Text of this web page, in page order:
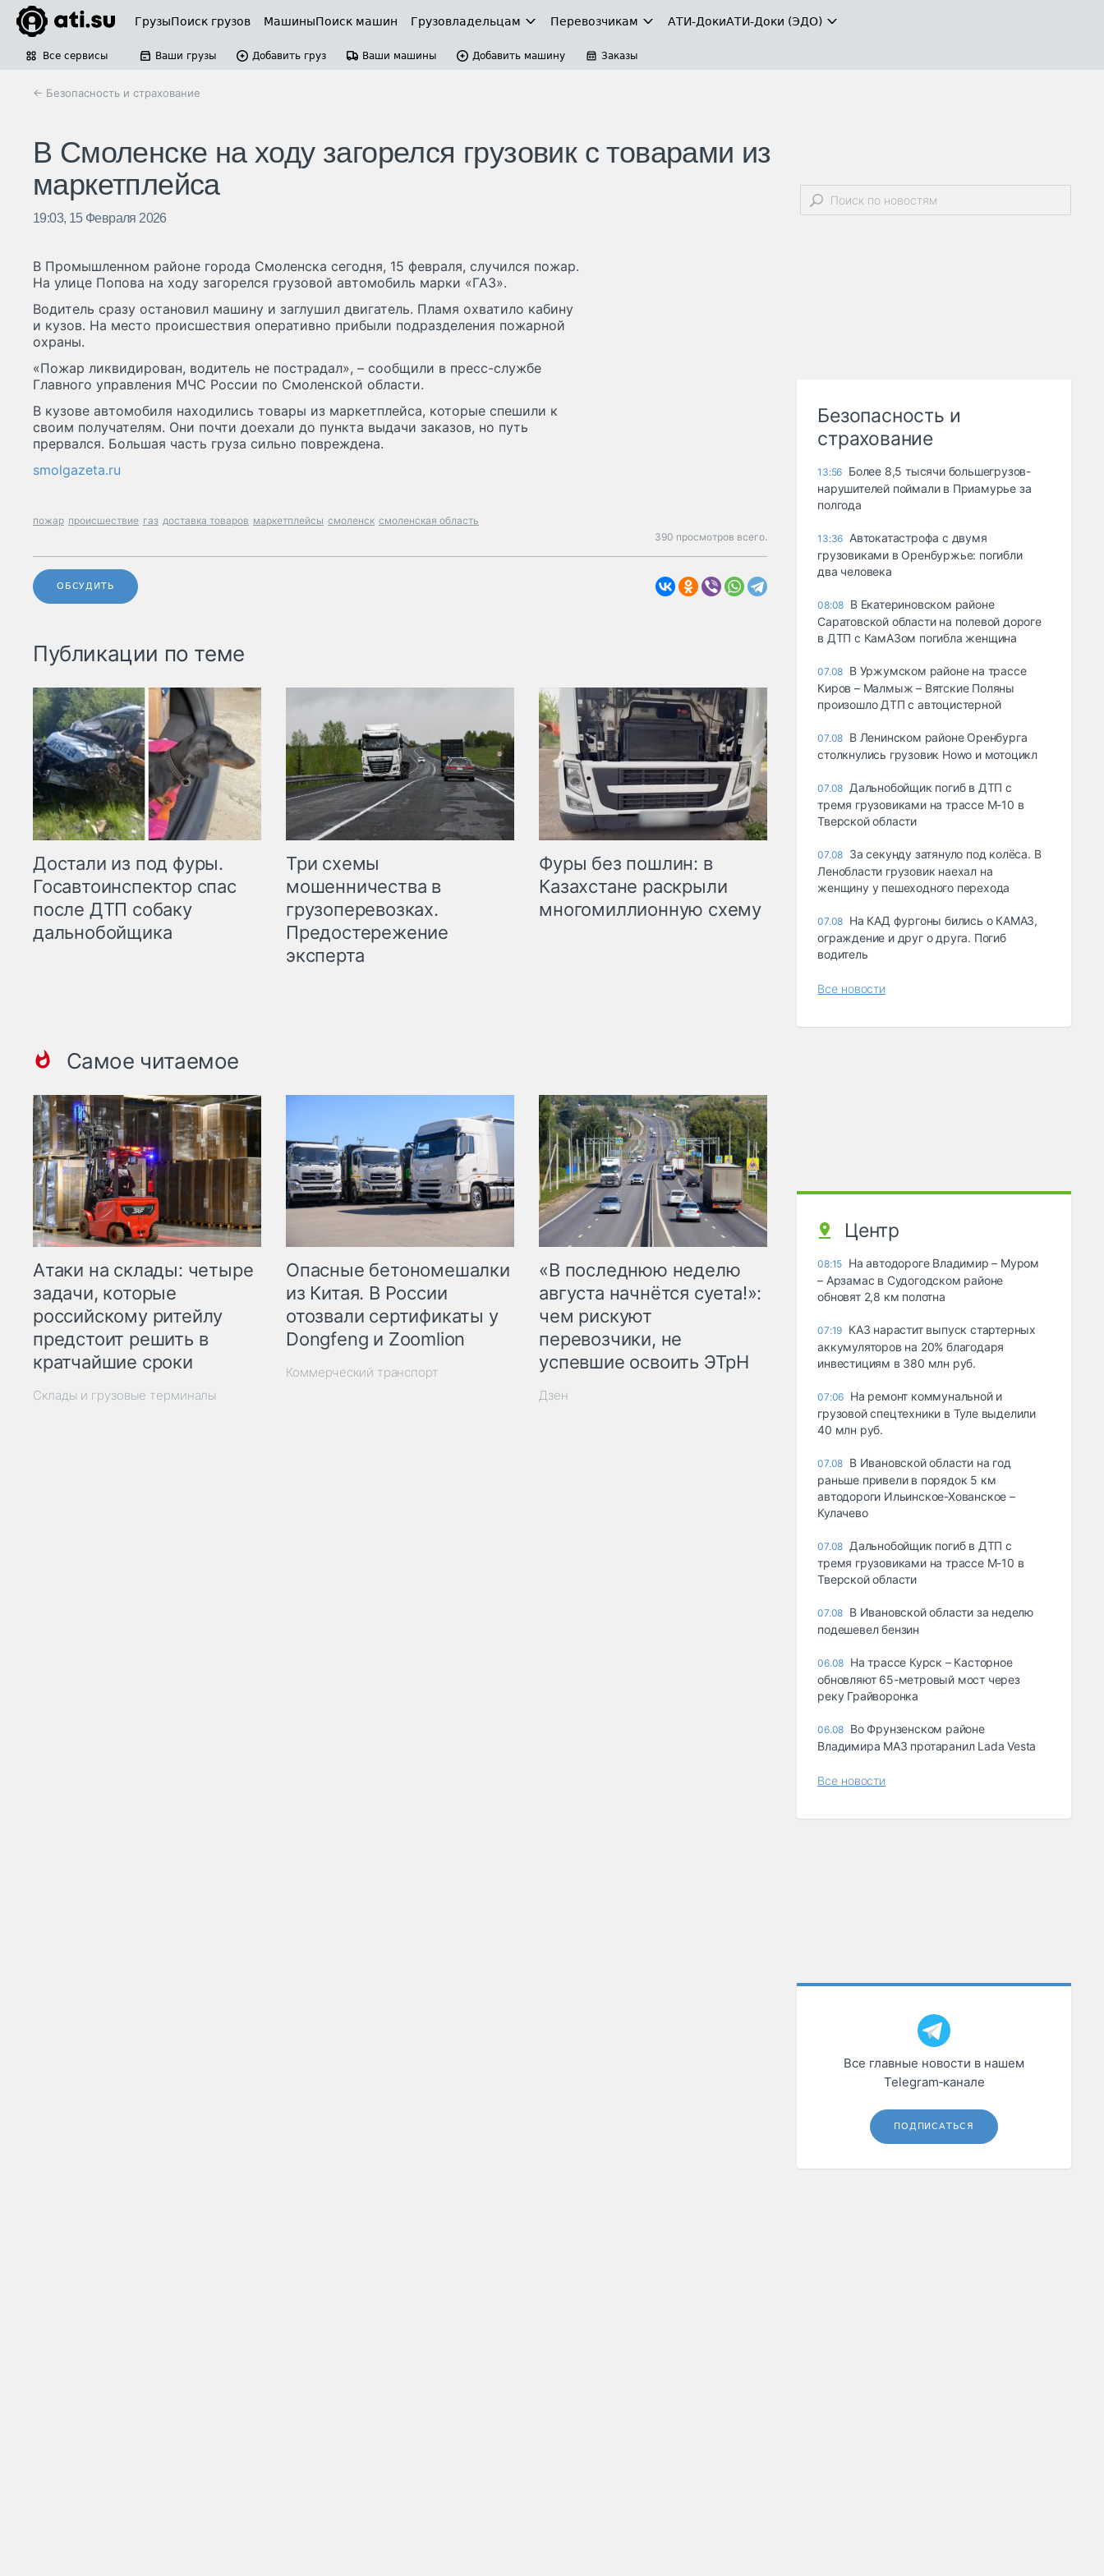
ГрузыПоиск грузов МашиныПоиск машин Грузовладельцам Перевозчикам АТИ-ДокиАТИ-Доки (ЭДО)
Все сервисы Ваши грузы Добавить груз Ваши машины Добавить машину Заказы
← Безопасность и страхование
В Смоленске на ходу загорелся грузовик с товарами из
маркетплейса
19:03, 15 Февраля 2026
В Промышленном районе города Смоленска сегодня, 15 февраля, случился пожар.
На улице Попова на ходу загорелся грузовой автомобиль марки «ГАЗ».
Водитель сразу остановил машину и заглушил двигатель. Пламя охватило кабину
и кузов. На место происшествия оперативно прибыли подразделения пожарной
охраны.
«Пожар ликвидирован, водитель не пострадал», – сообщили в пресс-службе
Главного управления МЧС России по Смоленской области.
В кузове автомобиля находились товары из маркетплейса, которые спешили к
своим получателям. Они почти доехали до пункта выдачи заказов, но путь
прервался. Большая часть груза сильно повреждена.
smolgazeta.ru
пожар происшествие газ доставка товаров маркетплейсы смоленск смоленская область
390 просмотров всего.
ОБСУДИТЬ
Публикации по теме
Достали из под фуры.
Госавтоинспектор спас
после ДТП собаку
дальнобойщика
Три схемы
мошенничества в
грузоперевозках.
Предостережение
эксперта
Фуры без пошлин: в
Казахстане раскрыли
многомиллионную схему
Самое читаемое
Атаки на склады: четыре
задачи, которые
российскому ритейлу
предстоит решить в
кратчайшие сроки
Склады и грузовые терминалы
Опасные бетономешалки
из Китая. В России
отозвали сертификаты у
Dongfeng и Zoomlion
Коммерческий транспорт
«В последнюю неделю
августа начнётся суета!»:
чем рискуют
перевозчики, не
успевшие освоить ЭТрН
Дзен
Безопасность и
страхование
13:56 Более 8,5 тысячи большегрузов-
нарушителей поймали в Приамурье за
полгода
13:36 Автокатастрофа с двумя
грузовиками в Оренбуржье: погибли
два человека
08:08 В Екатериновском районе
Саратовской области на полевой дороге
в ДТП с КамАЗом погибла женщина
07.08 В Уржумском районе на трассе
Киров – Малмыж – Вятские Поляны
произошло ДТП с автоцистерной
07.08 В Ленинском районе Оренбурга
столкнулись грузовик Howo и мотоцикл
07.08 Дальнобойщик погиб в ДТП с
тремя грузовиками на трассе М-10 в
Тверской области
07.08 За секунду затянуло под колёса. В
Ленобласти грузовик наехал на
женщину у пешеходного перехода
07.08 На КАД фургоны бились о КАМАЗ,
ограждение и друг о друга. Погиб
водитель
Все новости
Центр
08:15 На автодороге Владимир – Муром
– Арзамас в Судогодском районе
обновят 2,8 км полотна
07:19 КАЗ нарастит выпуск стартерных
аккумуляторов на 20% благодаря
инвестициям в 380 млн руб.
07:06 На ремонт коммунальной и
грузовой спецтехники в Туле выделили
40 млн руб.
07.08 В Ивановской области на год
раньше привели в порядок 5 км
автодороги Ильинское-Хованское –
Кулачево
07.08 Дальнобойщик погиб в ДТП с
тремя грузовиками на трассе М-10 в
Тверской области
07.08 В Ивановской области за неделю
подешевел бензин
06.08 На трассе Курск – Касторное
обновляют 65-метровый мост через
реку Грайворонка
06.08 Во Фрунзенском районе
Владимира МАЗ протаранил Lada Vesta
Все новости
Все главные новости в нашем
Telegram‑канале
ПОДПИСАТЬСЯ